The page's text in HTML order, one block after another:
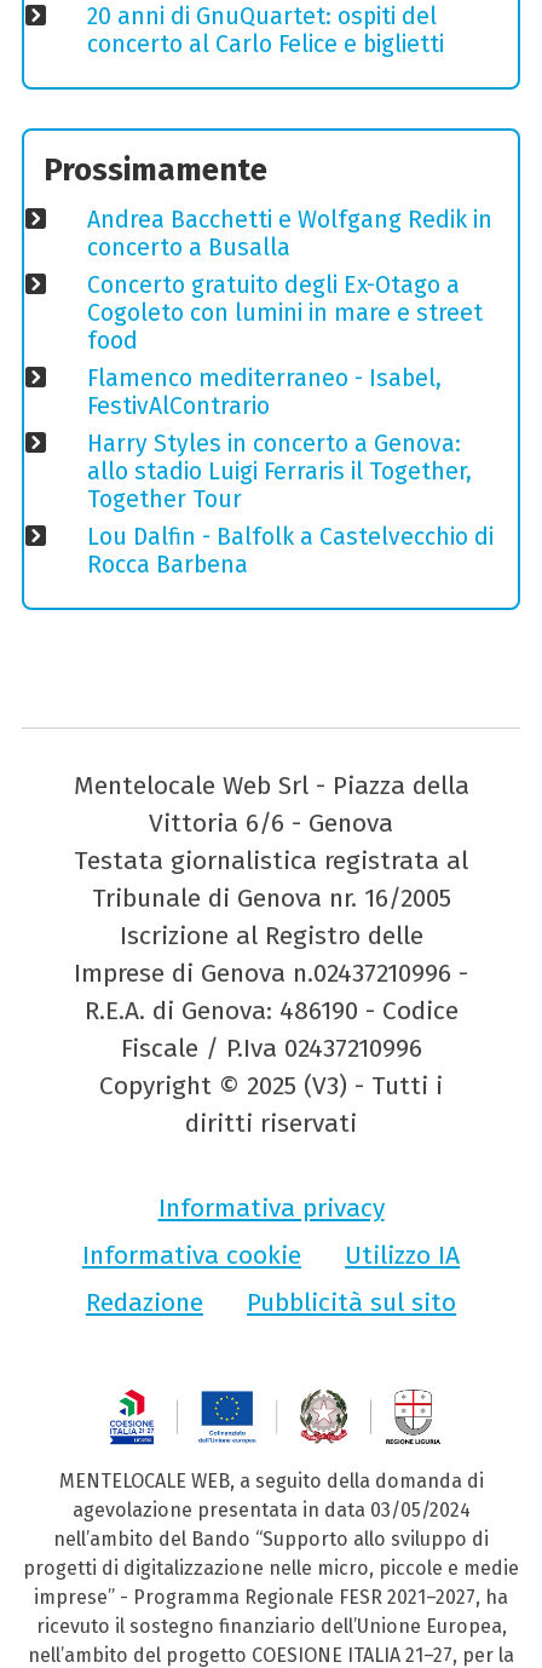
20 anni di GnuQuartet: ospiti del
concerto al Carlo Felice e biglietti
Prossimamente
Andrea Bacchetti e Wolfgang Redik in
concerto a Busalla
Concerto gratuito degli Ex-Otago a
Cogoleto con lumini in mare e street
food
Flamenco mediterraneo - Isabel,
FestivAlContrario
Harry Styles in concerto a Genova:
allo stadio Luigi Ferraris il Together,
Together Tour
Lou Dalfin - Balfolk a Castelvecchio di
Rocca Barbena
Mentelocale Web Srl - Piazza della
Vittoria 6/6 - Genova
Testata giornalistica registrata al
Tribunale di Genova nr. 16/2005
Iscrizione al Registro delle
Imprese di Genova n.02437210996 -
R.E.A. di Genova: 486190 - Codice
Fiscale / P.Iva 02437210996
Copyright © 2025 (V3) - Tutti i
diritti riservati
Informativa privacy
Informativa cookie
Utilizzo IA
Redazione
Pubblicità sul sito
MENTELOCALE WEB, a seguito della domanda di
agevolazione presentata in data 03/05/2024
nell’ambito del Bando “Supporto allo sviluppo di
progetti di digitalizzazione nelle micro, piccole e medie
imprese” - Programma Regionale FESR 2021–2027, ha
ricevuto il sostegno finanziario dell’Unione Europea,
nell’ambito del progetto COESIONE ITALIA 21–27, per la